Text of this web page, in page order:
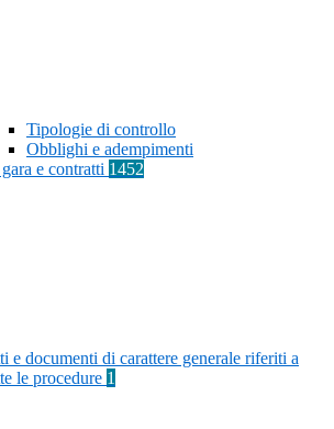
Tipologie di controllo
Obblighi e adempimenti
e contratti 1452
e documenti di carattere generale riferiti a
le procedure 1